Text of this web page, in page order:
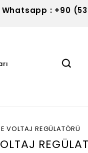
Whatsapp : +90
VOLTAJ REGÜLATÖRÜ